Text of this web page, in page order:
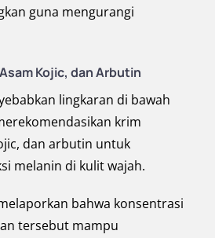
guna mengurangi
Kojic, dan Arbutin
lingkaran di bawah
krim
dan arbutin untuk
melanin di kulit wajah.
bahwa konsentrasi
tersebut mampu